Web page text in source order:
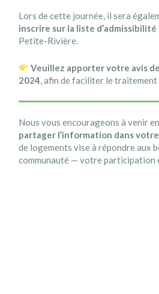
Lors de cette journée, il sera
inscrire sur la liste d’admissibilité
Petite-Rivière.
Veuillez apporter votre avis
2024 , afin de faciliter le
Nous vous encourageons à venir
partager l’information dans
de logements vise à répondre aux
communauté — votre participation